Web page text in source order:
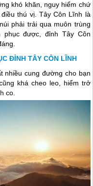
khó khăn, nguy hiểm chứ
thú vị. Tây Côn Lĩnh là
phải trải qua muôn trùng
phục được, đỉnh Tây Côn
ĐỈNH TÂY CÔN LĨNH
nhiều cung đường cho bạn
khá cheo leo, hiểm trở
co.